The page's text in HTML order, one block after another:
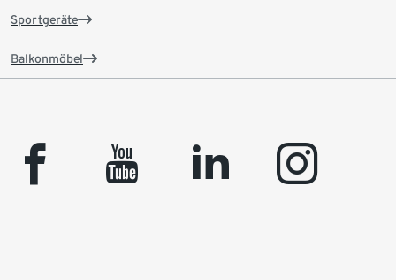
Sportgeräte
Balkonmöbel
facebook youtube linkedin instagram